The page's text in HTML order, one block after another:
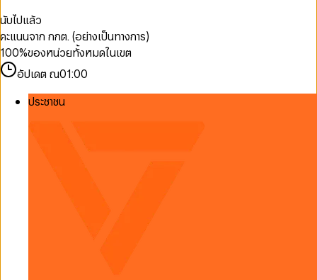
นับไปแล้ว
คะแนนจาก กกต. (อย่างเป็นทางการ)
100%ของหน่วยทั้งหมดในเขต
อัปเดต ณ01:00
ประชาชน